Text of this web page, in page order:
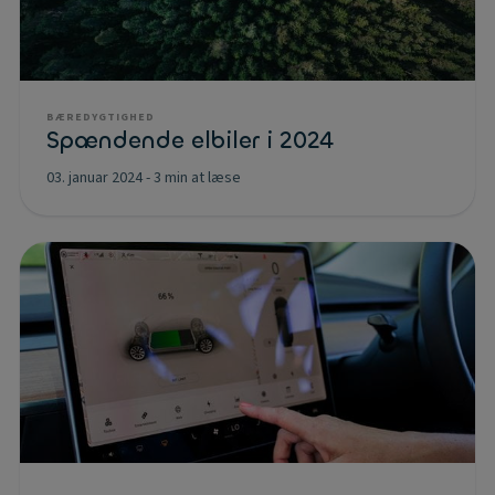
BÆREDYGTIGHED
Spændende elbiler i 2024
03. januar 2024-3 min at læse